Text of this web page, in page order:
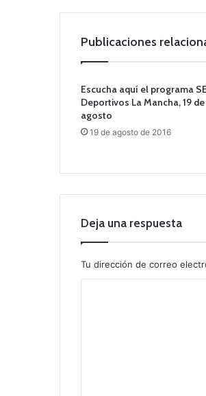
Publicaciones
Escucha aquí el programa
Deportivos La Mancha, 19 de
agosto
19 de agosto de 2016
Deja una respuesta
Tu dirección de correo